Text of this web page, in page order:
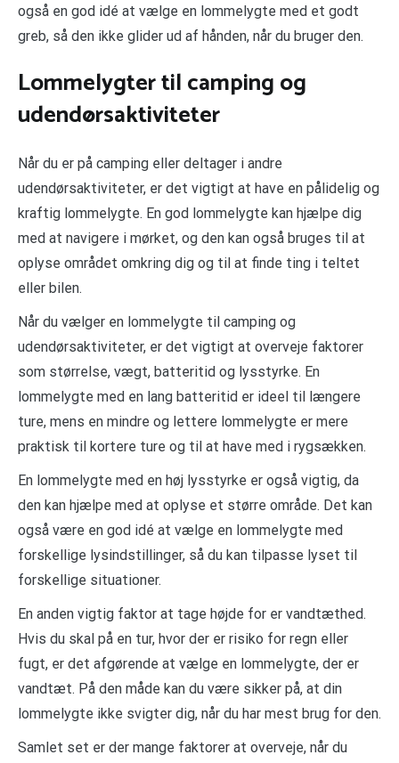
også en god idé at vælge en lommelygte med et godt
greb, så den ikke glider ud af hånden, når du bruger den.
Lommelygter til camping og
udendørsaktiviteter
Når du er på camping eller deltager i andre
udendørsaktiviteter, er det vigtigt at have en pålidelig og
kraftig lommelygte. En god lommelygte kan hjælpe dig
med at navigere i mørket, og den kan også bruges til at
oplyse området omkring dig og til at finde ting i teltet
eller bilen.
Når du vælger en lommelygte til camping og
udendørsaktiviteter, er det vigtigt at overveje faktorer
som størrelse, vægt, batteritid og lysstyrke. En
lommelygte med en lang batteritid er ideel til længere
ture, mens en mindre og lettere lommelygte er mere
praktisk til kortere ture og til at have med i rygsækken.
En lommelygte med en høj lysstyrke er også vigtig, da
den kan hjælpe med at oplyse et større område. Det kan
også være en god idé at vælge en lommelygte med
forskellige lysindstillinger, så du kan tilpasse lyset til
forskellige situationer.
En anden vigtig faktor at tage højde for er vandtæthed.
Hvis du skal på en tur, hvor der er risiko for regn eller
fugt, er det afgørende at vælge en lommelygte, der er
vandtæt. På den måde kan du være sikker på, at din
lommelygte ikke svigter dig, når du har mest brug for den.
Samlet set er der mange faktorer at overveje, når du